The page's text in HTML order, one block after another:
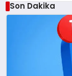
Son Dakika